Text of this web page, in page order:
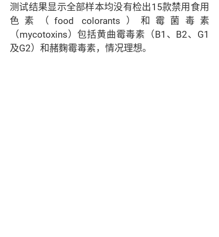
测试结果显示全部样本均没有检出15款禁用食用
色素（food colorants）和霉菌毒素
（mycotoxins）包括黄曲霉毒素（B1、B2、G1
及G2）和赭麴霉毒素，情况理想。